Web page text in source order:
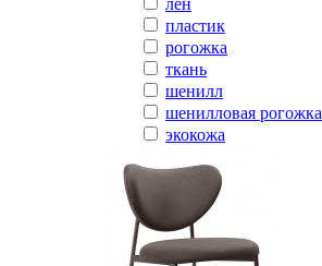
пластик
рогожка
ткань
шенилл
шенилловая рогожка
экокожа